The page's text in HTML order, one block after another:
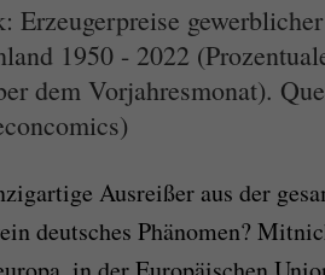
Erzeugerpreise
1950 - 2022
dem Vorjahresmonat).
Ausreißer aus der
deutsches Phänomen?